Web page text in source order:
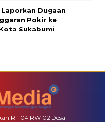
Laporkan Dugaan
Pokir ke
Sukabumi
RT 04 RW 02 Desa